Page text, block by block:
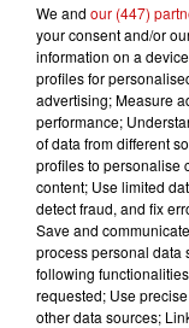
Gilbert Stimpflin
CCI Grand Est. Il
We and our (447)
your consent and/or
information on a
profiles for
advertising; Measure
performance;
of data from different
profiles to personalise
content; Use limited
detect fraud, and fix
Save and
process personal data
following
requested; Use
other data sources;